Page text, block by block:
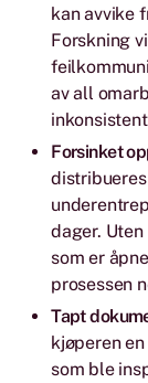
kan avvike
Forskning
av all
Forsinket
dager.
som er
prosessen
Tapt
kjøperen
som ble